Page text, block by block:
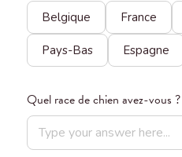
Belgique France
Pays-Bas Espagne
Quel race de chien avez-vous ?